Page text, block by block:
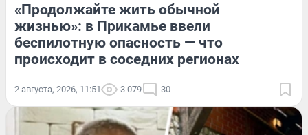
«Продолжайте жить обычной
жизнью»: в Прикамье ввели
беспилотную опасность — что
происходит в соседних регионах
2 августа, 2026, 11:51 3 079 30